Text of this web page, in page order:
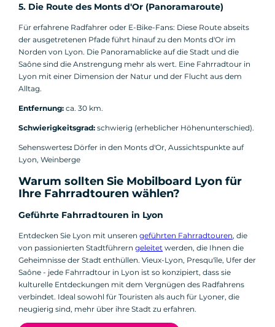
5. Die Route des Monts d'Or (Panoramaroute)
Für erfahrene Radfahrer oder E-Bike-Fans: Diese Route abseits
der ausgetretenen Pfade führt hinauf zu den Monts d'Or im
Norden von Lyon. Die Panoramablicke auf die Stadt und die
Saône sind die Anstrengung mehr als wert. Eine Fahrradtour in
Lyon mit einer Dimension der Natur und der Flucht aus dem
Alltag.
Entfernung: ca. 30 km.
Schwierigkeitsgrad: schwierig (erheblicher Höhenunterschied).
Sehenswertes: Dörfer in den Monts d'Or, Aussichtspunkte auf
Lyon, Weinberge
Warum sollten Sie Mobilboard Lyon für
Ihre Fahrradtouren wählen?
Geführte Fahrradtouren in Lyon
Entdecken Sie Lyon mit unseren geführten Fahrradtouren, die
von passionierten Stadtführern geleitet werden, die Ihnen die
Geheimnisse der Stadt enthüllen. Vieux-Lyon, Presqu'île, Ufer der
Saône - jede Fahrradtour in Lyon ist so konzipiert, dass sie
kulturelle Entdeckungen mit dem Vergnügen des Radfahrens
verbindet. Ideal sowohl für Touristen als auch für Lyoner, die
neugierig sind, mehr über ihre Stadt zu erfahren.